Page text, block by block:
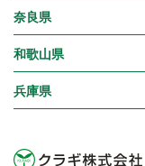
奈良県
和歌山県
兵庫県